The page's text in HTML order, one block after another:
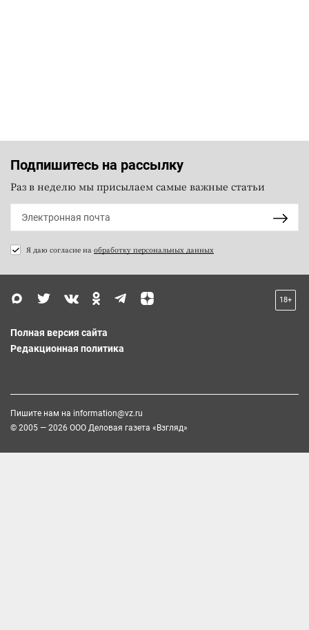
Подпишитесь на рассылку
Раз в неделю мы присылаем самые важные статьи
Я даю согласие на обработку персональных данных
18+
Полная версия сайта
Редакционная политика
Пишите нам на information@vz.ru
© 2005 — 2026 ООО Деловая газета «Взгляд»